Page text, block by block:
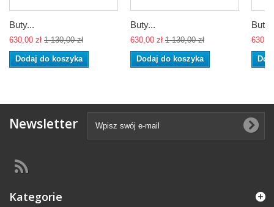
Buty...
630,00 zł 1 130,00 zł
Dodaj do koszyka
Buty...
630,00 zł 1 130,00 zł
Dodaj do koszyka
Newsletter
Kategorie